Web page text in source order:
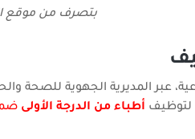
بتصرف من موقع
عبر المديرية الجهوية للصحة
لتوظيف أطباء من الدرجة الأولى